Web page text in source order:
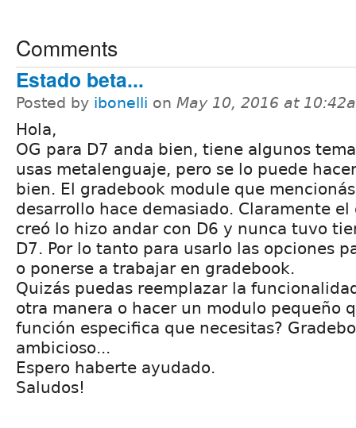
Comments
Estado beta...
Posted by ibonelli on May 10, 2016 at
Hola,
OG para D7 anda bien, tiene algunos
usas metalenguaje, pero se lo puede
bien. El gradebook module que
desarrollo hace demasiado. Claramente el
creó lo hizo andar con D6 y nunca tuvo
D7. Por lo tanto para usarlo las opciones
o ponerse a trabajar en gradebook.
Quizás puedas reemplazar la
otra manera o hacer un modulo pequeño
función especifica que necesitas?
ambicioso...
Espero haberte ayudado.
Saludos!